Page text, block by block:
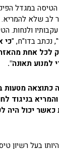
במגדל
לב שלא
ולנחות.
נכתב בדו"ח, "כי
לכל אחת
למנוע תאונה".
כתוצאה מטעות
בניגוד
כאשר יכול היה
בעל רשיון